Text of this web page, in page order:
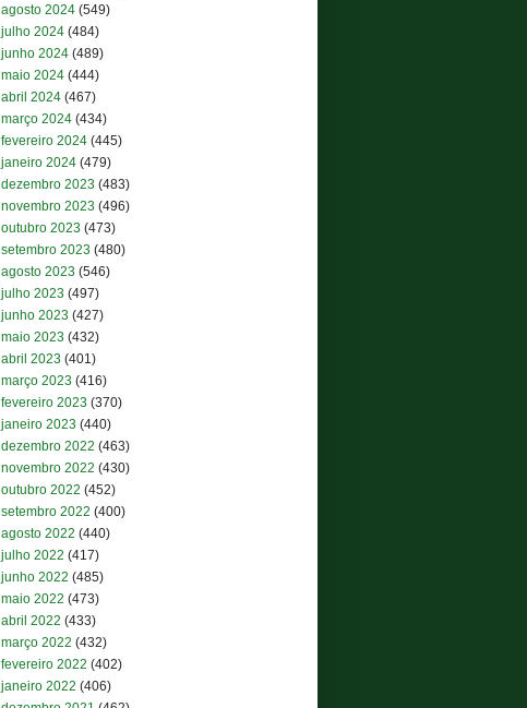
agosto 2024 (549)
julho 2024 (484)
junho 2024 (489)
maio 2024 (444)
abril 2024 (467)
março 2024 (434)
fevereiro 2024 (445)
janeiro 2024 (479)
dezembro 2023 (483)
novembro 2023 (496)
outubro 2023 (473)
setembro 2023 (480)
agosto 2023 (546)
julho 2023 (497)
junho 2023 (427)
maio 2023 (432)
abril 2023 (401)
março 2023 (416)
fevereiro 2023 (370)
janeiro 2023 (440)
dezembro 2022 (463)
novembro 2022 (430)
outubro 2022 (452)
setembro 2022 (400)
agosto 2022 (440)
julho 2022 (417)
junho 2022 (485)
maio 2022 (473)
abril 2022 (433)
março 2022 (432)
fevereiro 2022 (402)
janeiro 2022 (406)